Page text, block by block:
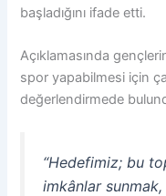
başladığını ifade etti.
Açıklamasında
spor yapabilmesi için
değerlendirmede
“Hedefimiz; bu
imkânlar